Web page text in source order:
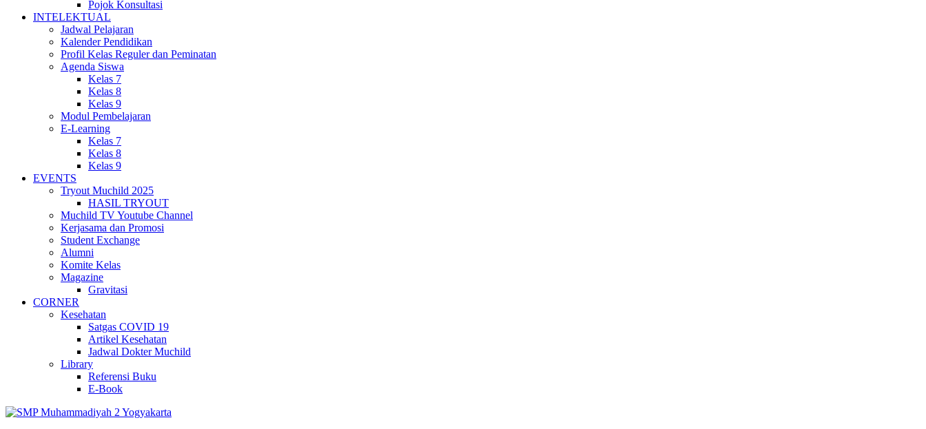
Pojok Konsultasi
INTELEKTUAL
Jadwal Pelajaran
Kalender Pendidikan
Profil Kelas Reguler dan Peminatan
Agenda Siswa
Kelas 7
Kelas 8
Kelas 9
Modul Pembelajaran
E-Learning
Kelas 7
Kelas 8
Kelas 9
EVENTS
Tryout Muchild 2025
HASIL TRYOUT
Muchild TV Youtube Channel
Kerjasama dan Promosi
Student Exchange
Alumni
Komite Kelas
Magazine
Gravitasi
CORNER
Kesehatan
Satgas COVID 19
Artikel Kesehatan
Jadwal Dokter Muchild
Library
Referensi Buku
E-Book